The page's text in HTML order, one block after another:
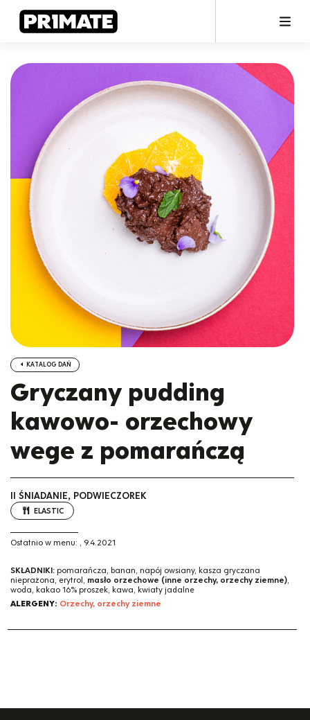
KATALOG DAŃ
Gryczany pudding
kawowo- orzechowy
wege z pomarańczą
II ŚNIADANIE, PODWIECZOREK
ELASTIC
Ostatnio w menu: , 9.4.2021
SKŁADNIKI: pomarańcza, banan, napój owsiany, kasza gryczana
nieprażona, erytrol, masło orzechowe (inne orzechy, orzechy ziemne),
woda, kakao 16% proszek, kawa, kwiaty jadalne
ALERGENY: Orzechy, orzechy ziemne